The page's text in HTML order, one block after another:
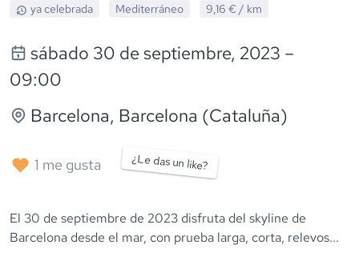
ya celebrada Mediterráneo 9,16 € / km
sábado 30 de septiembre, 2023 –
09:00
Barcelona, Barcelona (Cataluña)
1 me gusta ¿Le das un like?
El 30 de septiembre de 2023 disfruta del skyline de
Barcelona desde el mar, con prueba larga, corta, relevos...